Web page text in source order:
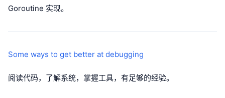
Goroutine 实现。
Some ways to get better at debugging
阅读代码，了解系统，掌握工具，有足够的经验。